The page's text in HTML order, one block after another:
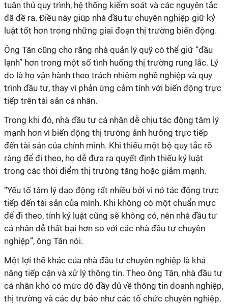
tuân thủ quy trình, hệ thống kiểm soát và các nguyên tắc
đã đề ra. Điều này giúp nhà đầu tư chuyên nghiệp giữ kỷ
luật tốt hơn trong những giai đoạn thị trường biến động.
Ông Tân cũng cho rằng nhà quản lý quỹ có thể giữ “đầu
lạnh” hơn trong một số tình huống thị trường rung lắc. Lý
do là họ vận hành theo trách nhiệm nghề nghiệp và quy
trình đầu tư, thay vì phản ứng cảm tính với biến động trực
tiếp trên tài sản cá nhân.
Trong khi đó, nhà đầu tư cá nhân dễ chịu tác động tâm lý
mạnh hơn vì biến động thị trường ảnh hưởng trực tiếp
đến tài sản của chính mình. Khi thiếu một bộ quy tắc rõ
ràng để đi theo, họ dễ đưa ra quyết định thiếu kỷ luật
trong các thời điểm thị trường tăng hoặc giảm mạnh.
“Yếu tố tâm lý dao động rất nhiều bởi vì nó tác động trực
tiếp đến tài sản của mình. Khi không có một chuẩn mực
để đi theo, tính kỷ luật cũng sẽ không có, nên nhà đầu tư
cá nhân dễ thất bại hơn so với các nhà đầu tư chuyên
nghiệp”, ông Tân nói.
Một lợi thế khác của nhà đầu tư chuyên nghiệp là khả
năng tiếp cận và xử lý thông tin. Theo ông Tân, nhà đầu tư
cá nhân khó có mức độ đầy đủ về thông tin doanh nghiệp,
thị trường và các dự báo như các tổ chức chuyên nghiệp.